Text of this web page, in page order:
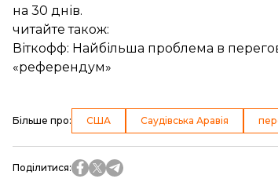
на 30 днів.
читайте також:
Віткофф: Найбільша проблема в
«референдум»
Більше про: США Саудівська Аравія
Поділитися: